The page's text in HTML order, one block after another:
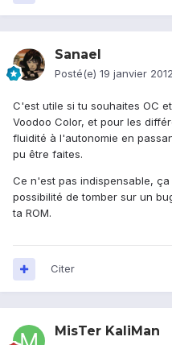
Sanael
Posté(e) 19 janvier 2012
C'est utile si tu souhaites OC
Voodoo Color, et pour les
fluidité à l'autonomie en
pu être faites.
Ce n'est pas indispensable,
possibilité de tomber sur un
ta ROM.
Citer
MisTer KaliMan